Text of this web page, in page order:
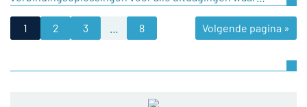
1 2 3 8 Volgende pagina »